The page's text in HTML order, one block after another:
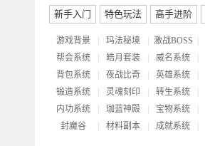
新手入门 特色玩法 高手进阶
游戏背景 玛法秘境 激战BOSS
帮会系统 皓月套装 威名系统
背包系统 夜战比奇 英雄系统
锻造系统 灵魂刻印 转生系统
内功系统 珈蓝神殿 宝物系统
封魔谷 材料副本 成就系统